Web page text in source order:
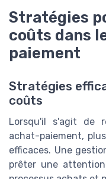
Stratégies
coûts dans
paiement
Stratégies
coûts
Lorsqu'il s'agit de
achat-paiement,
efficaces. Une
prêter une